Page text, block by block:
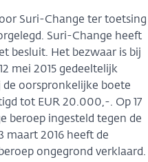
Suri-Change ter toetsing
Suri-Change heeft
besluit. Het bezwaar is bij
mei 2015 gedeeltelijk
oorspronkelijke boete
tot EUR 20.000,-. Op 17
beroep ingesteld tegen de
maart 2016 heeft de
ongegrond verklaard.